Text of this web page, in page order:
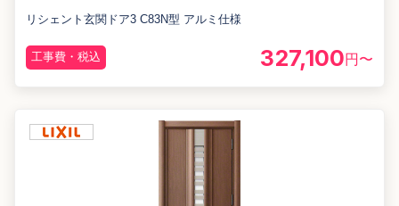
リシェント玄関ドア3 C83N型 アルミ仕様
工事費・税込 327,100円〜